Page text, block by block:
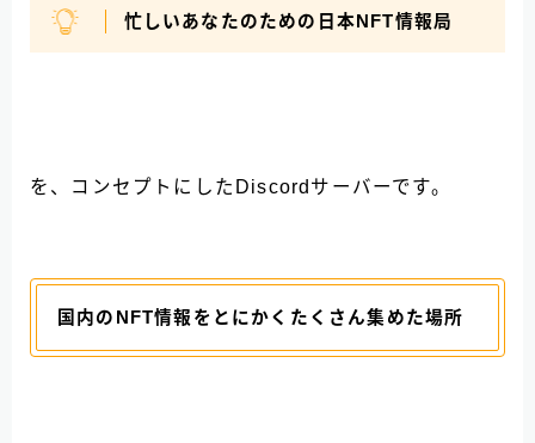
忙しいあなたのための日本NFT情報局
を、コンセプトにしたDiscordサーバーです。
国内のNFT情報をとにかくたくさん集めた場所